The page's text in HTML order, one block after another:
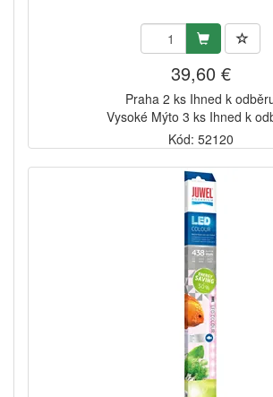
39,60 €
Praha 2 ks Ihned k
Vysoké Mýto 3 ks Ihned k
Kód: 52120